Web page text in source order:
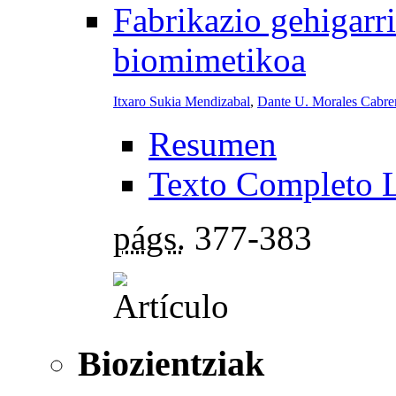
Fabrikazio
biomimetikoa
Itxaro Sukia Mendizabal, Dante U. Morales
Resumen
Texto Completo
págs. 377-383
Biozientziak